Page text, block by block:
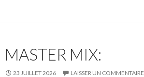
MASTER MIX:
23 JUILLET 2026 LAISSER UN COMMENTAIRE